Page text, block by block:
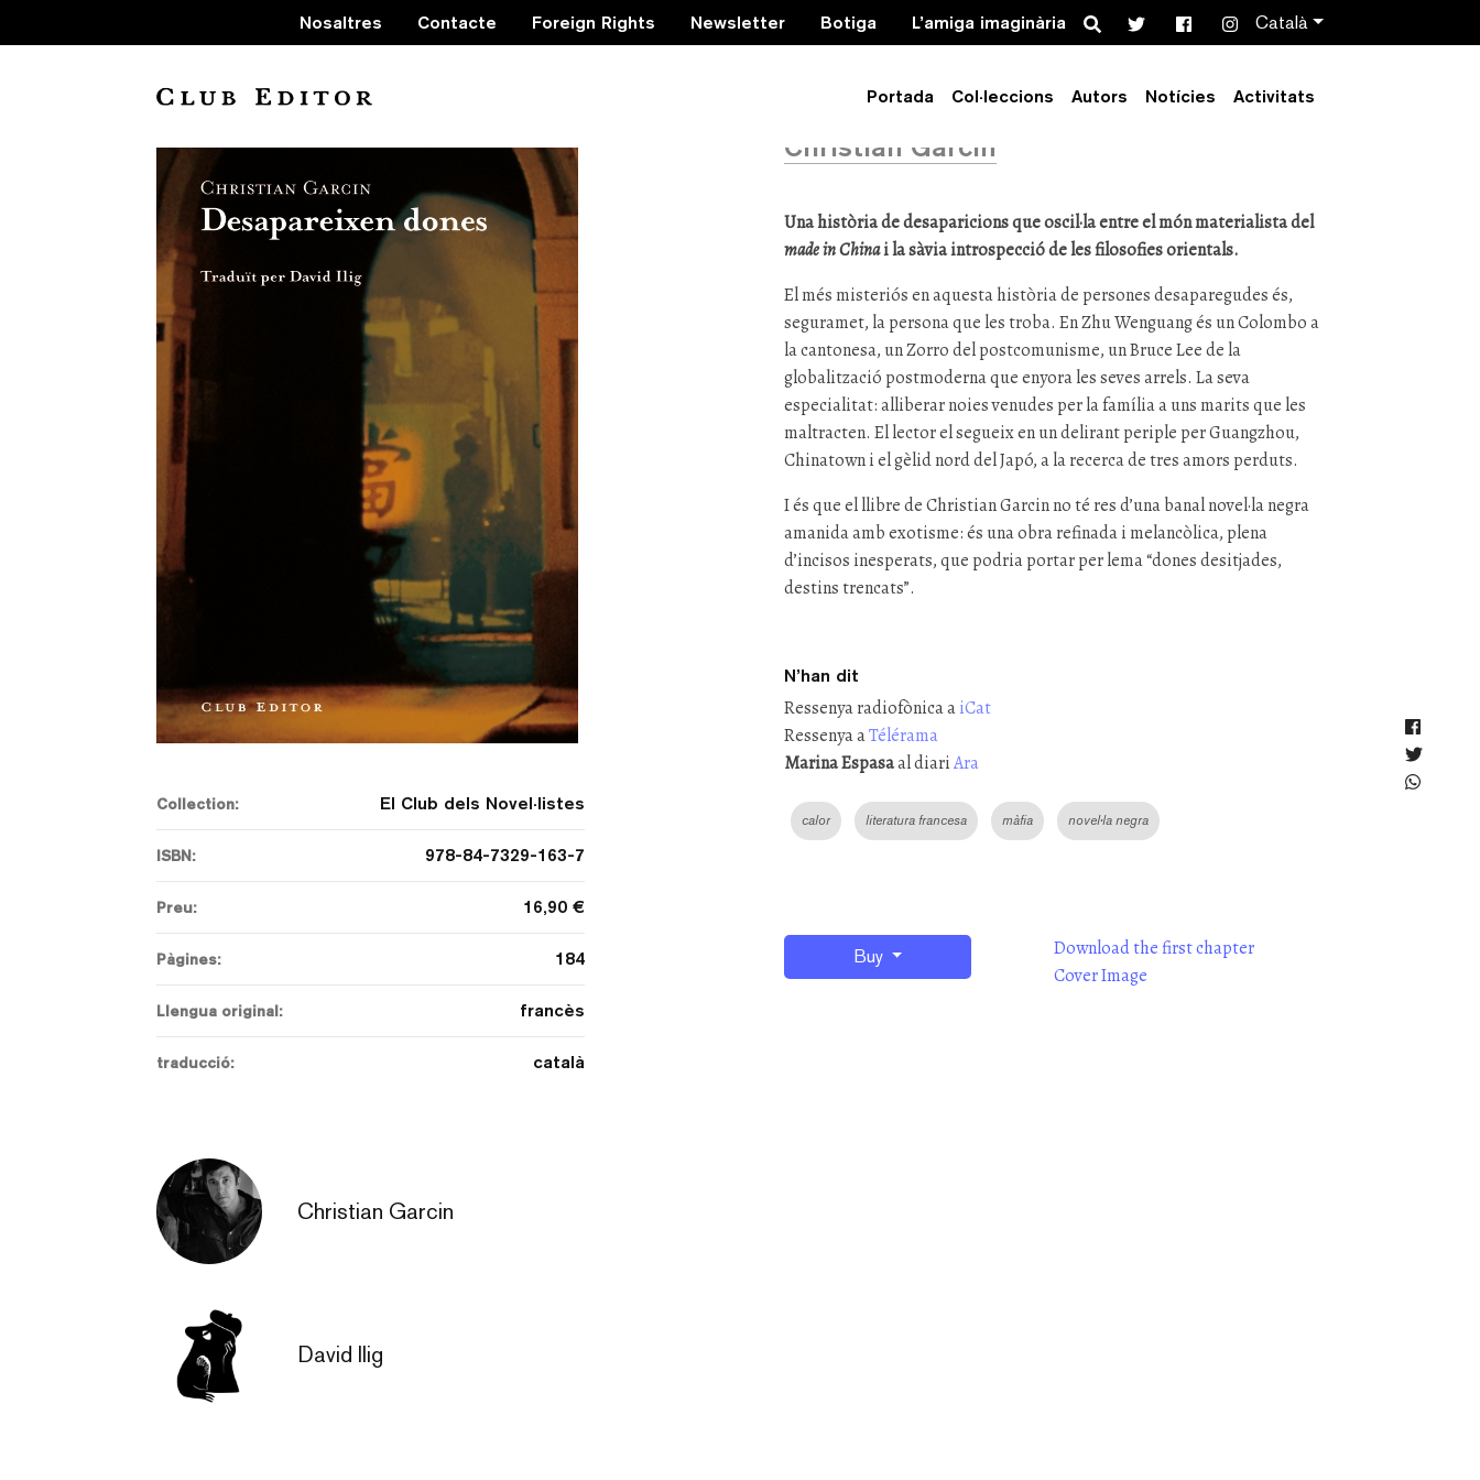
Nosaltres Contacte Foreign Rights Newsletter Botiga L’amiga imaginària Search Català
Portada Col·leccions Autors Notícies Activitats
Collection: El Club dels Novel·listes
ISBN: 978-84-7329-163-7
Preu: 16,90 €
Pàgines: 184
Llengua original: francès
traducció: català
Christian Garcin
David Ilig
Desapareixen dones
Christian Garcin
Una història de desaparicions que oscil·la entre el món materialista del
made in Chinai la sàvia introspecció de les filosofies orientals.
El més misteriós en aquesta història de persones desaparegudes és,
seguramet, la persona que les troba. En Zhu Wenguang és un Colombo a
la cantonesa, un Zorro del postcomunisme, un Bruce Lee de la
globalització postmoderna que enyora les seves arrels. La seva
especialitat: alliberar noies venudes per la família a uns marits que les
maltracten. El lector el segueix en un delirant periple per Guangzhou,
Chinatown i el gèlid nord del Japó, a la recerca de tres amors perduts.
I és que el llibre de Christian Garcin no té res d’una banal novel·la negra
amanida amb exotisme: és una obra refinada i melancòlica, plena
d’incisos inesperats, que podria portar per lema “dones desitjades,
destins trencats”.
N’han dit
Ressenya radiofònica aiCat
Ressenya aTélérama
Marina Espasaal diariAra
calor literatura francesa màfia novel·la negra
Buy
Download the first chapter
Cover Image